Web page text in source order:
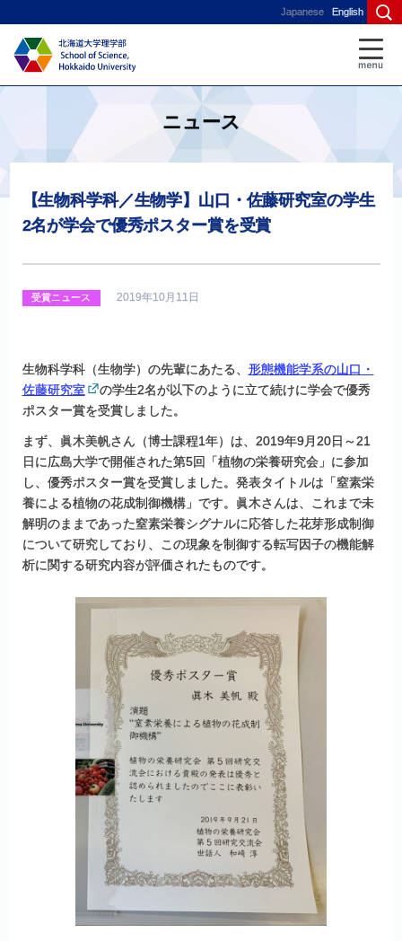
Japanese English
ニュース
【生物科学科／生物学】 山口 ・佐藤研究室の学生
2名が学会で優秀ポスター賞を受賞
受賞ニュース 2019年10月11日
生物科学科（生物学）の先輩にあたる、 形態機能学系の山口・
佐藤研究室
の学生2名が以下のように立て続けに学会で優秀
ポスター賞を受賞しました。
まず、眞木美帆さん（博士課程1年）は、2019年9月20日～21
日に広島大学で開催された第5回「植物の栄養研究会」に参加
し、優秀ポスター賞を受賞しました。発表タイトルは「窒素栄
養による植物の花成制御機構」です。眞木さんは、これまで未
解明のままであった窒素栄養シグナルに応答した花芽形成制御
について研究しており、この現象を制御する転写因子の機能解
析に関する研究内容が評価されたものです。